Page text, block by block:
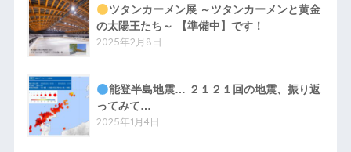
ツタンカーメン展 ～ツタンカーメンと黄金
の太陽王たち～ 【準備中】です！
2025年2月8日
能登半島地震… ２１２１回の地震、振り返
ってみて…
2025年1月4日